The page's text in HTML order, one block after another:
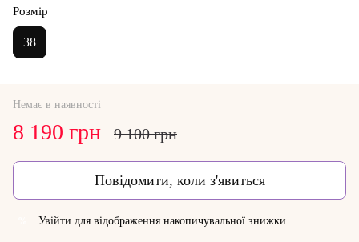
Розмір
38
Немає в наявності
8 190 грн 9 100 грн
Повідомити, коли з'явиться
Увійти для відображення накопичувальної знижки